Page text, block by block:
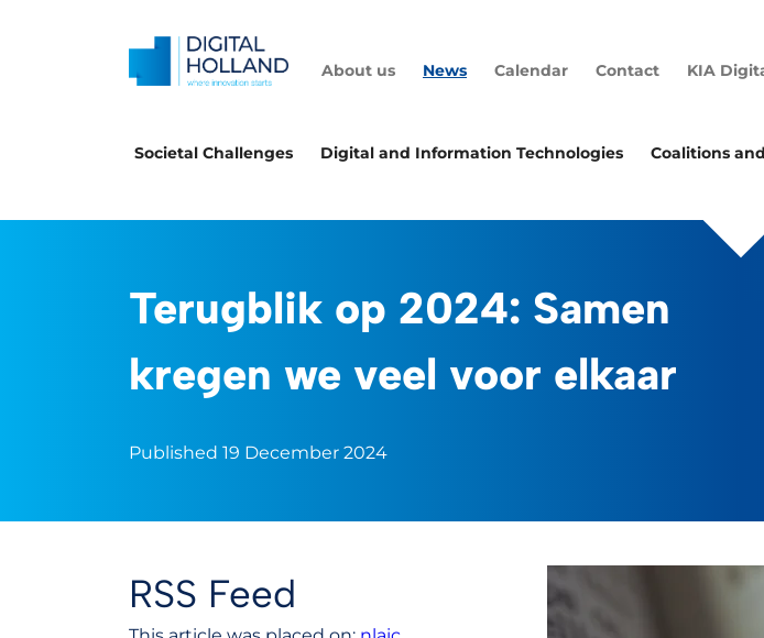
About us News Calendar Contact KIA
Societal Challenges Digital and Information Technologies Coalitions
Terugblik op 2024: Samen
kregen we veel voor elkaar
Published 19 December 2024
RSS Feed